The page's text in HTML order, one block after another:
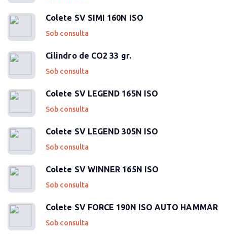
Colete SV SIMI 160N ISO
Sob consulta
Cilindro de CO2 33 gr.
Sob consulta
Colete SV LEGEND 165N ISO
Sob consulta
Colete SV LEGEND 305N ISO
Sob consulta
Colete SV WINNER 165N ISO
Sob consulta
Colete SV FORCE 190N ISO AUTO HAMMAR
Sob consulta